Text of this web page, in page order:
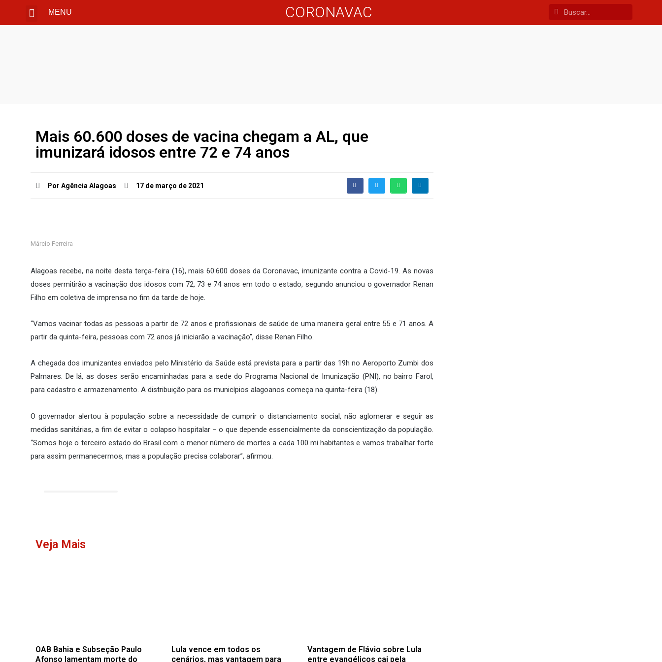
MENU CORONAVAC
Mais 60.600 doses de vacina chegam a AL, que
imunizará idosos entre 72 e 74 anos
Por Agência Alagoas 17 de março de 2021
Márcio Ferreira
Alagoas recebe, na noite desta terça-feira (16), mais 60.600 doses da Coronavac, imunizante contra a Covid-19. As novas
doses permitirão a vacinação dos idosos com 72, 73 e 74 anos em todo o estado, segundo anunciou o governador Renan
Filho em coletiva de imprensa no fim da tarde de hoje.
“Vamos vacinar todas as pessoas a partir de 72 anos e profissionais de saúde de uma maneira geral entre 55 e 71 anos. A
partir da quinta-feira, pessoas com 72 anos já iniciarão a vacinação”, disse Renan Filho.
A chegada dos imunizantes enviados pelo Ministério da Saúde está prevista para a partir das 19h no Aeroporto Zumbi dos
Palmares. De lá, as doses serão encaminhadas para a sede do Programa Nacional de Imunização (PNI), no bairro Farol,
para cadastro e armazenamento. A distribuição para os municípios alagoanos começa na quinta-feira (18).
O governador alertou à população sobre a necessidade de cumprir o distanciamento social, não aglomerar e seguir as
medidas sanitárias, a fim de evitar o colapso hospitalar – o que depende essencialmente da conscientização da população.
“Somos hoje o terceiro estado do Brasil com o menor número de mortes a cada 100 mi habitantes e vamos trabalhar forte
para assim permanecermos, mas a população precisa colaborar”, afirmou.
Veja Mais
OAB Bahia e Subseção Paulo
Afonso lamentam morte do
Lula vence em todos os
cenários, mas vantagem para
Vantagem de Flávio sobre Lula
entre evangélicos cai pela